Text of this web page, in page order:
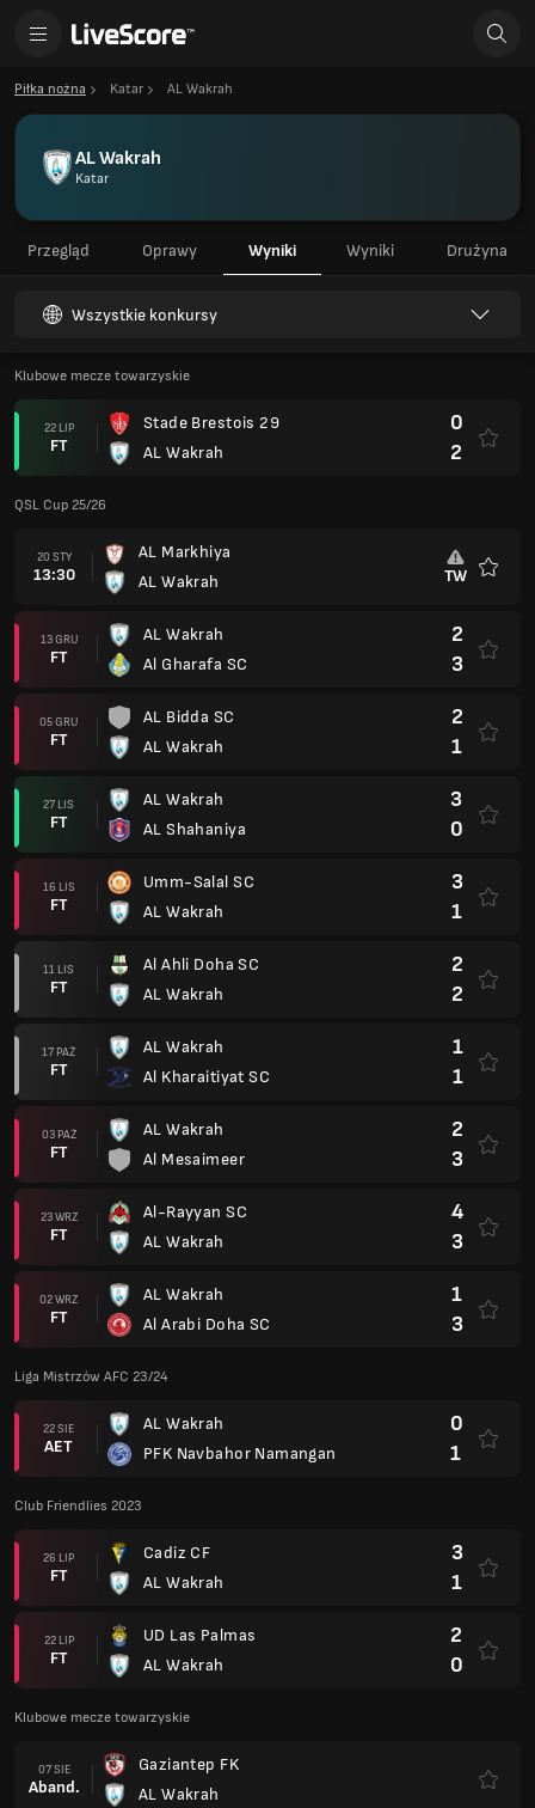
Piłka nożna Katar AL Wakrah
AL Wakrah
Katar
Przegląd Oprawy Wyniki Wyniki Drużyna
Wszystkie konkursy
Klubowe mecze towarzyskie
22 LIP
FT
Stade Brestois 29
AL Wakrah
0
2
QSL Cup 25/26
20 STY
13:30
AL Markhiya
AL Wakrah
TW
13 GRU
FT
AL Wakrah
Al Gharafa SC
2
3
05 GRU
FT
AL Bidda SC
AL Wakrah
2
1
27 LIS
FT
AL Wakrah
AL Shahaniya
3
0
16 LIS
FT
Umm-Salal SC
AL Wakrah
3
1
11 LIS
FT
Al Ahli Doha SC
AL Wakrah
2
2
17 PAŹ
FT
AL Wakrah
Al Kharaitiyat SC
1
1
03 PAŹ
FT
AL Wakrah
Al Mesaimeer
2
3
23 WRZ
FT
Al-Rayyan SC
AL Wakrah
4
3
02 WRZ
FT
AL Wakrah
Al Arabi Doha SC
1
3
Liga Mistrzów AFC 23/24
22 SIE
AET
AL Wakrah
PFK Navbahor Namangan
0
1
Club Friendlies 2023
26 LIP
FT
Cadiz CF
AL Wakrah
3
1
22 LIP
FT
UD Las Palmas
AL Wakrah
2
0
Klubowe mecze towarzyskie
07 SIE
Aband.
Gaziantep FK
AL Wakrah